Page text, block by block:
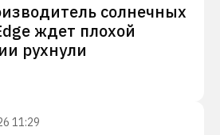
солнечных
ждет плохой
рухнули
11:29